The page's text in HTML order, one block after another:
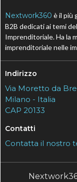
Nextwork360 è il più
B2B dedicati ai temi
Imprenditoriale. Ha la
imprenditoriale nelle
Indirizzo
Via Moretto da
Milano - Italia
CAP 20133
Contatti
Contatta il nostro